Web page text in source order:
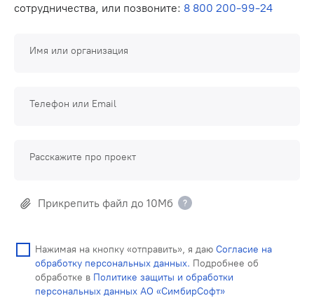
сотрудничества, или позвоните: 8 800 200-99-24
Имя или организация
Телефон или Email
Расскажите про проект
Прикрепить файл до 10Мб
Нажимая на кнопку «отправить», я даю Согласие на
обработку персональных данных. Подробнее об
обработке в Политике защиты и обработки
персональных данных АО «СимбирСофт»